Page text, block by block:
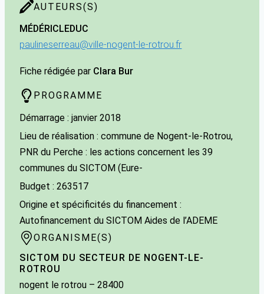
AUTEURS(S)
MÉDÉRICLEDUC
paulineserreau@ville-nogent-le-rotrou.fr
Fiche rédigée par Clara Bur
PROGRAMME
Démarrage : janvier 2018
Lieu de réalisation : commune de Nogent-le-Rotrou,
PNR du Perche : les actions concernent les 39
communes du SICTOM (Eure-
Budget : 263517
Origine et spécificités du financement :
Autofinancement du SICTOM Aides de l’ADEME
ORGANISME(S)
SICTOM DU SECTEUR DE NOGENT-LE-
ROTROU
nogent le rotrou – 28400